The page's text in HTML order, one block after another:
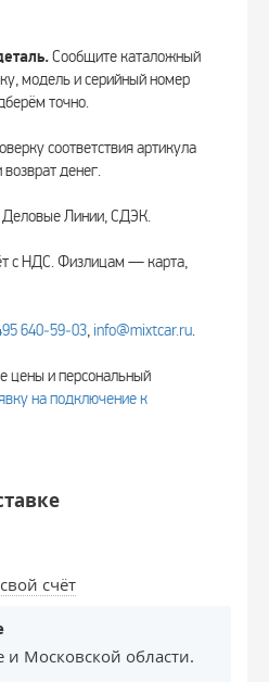
Сообщите каталожный
модель и серийный номер
точно.
соответствия артикула
денег.
Линии, СДЭК.
с НДС. Физлицам — карта,
640‑59‑03, info@mixtcar.ru.
цены и персональный
на подключение к
счёт
и Московской области.